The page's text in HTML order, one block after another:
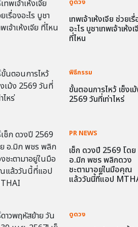
เทพเจ้าเห้งเจีย ช่วยเ
อะไร บูชาเทพเจ้าเห้งเ
ที่ไหน
พิธีกรรม
ขั้นตอนการไหว้ เช็งเ
2569 วันที่เท่าไหร่
PR NEWS
เช็ก ดวงปี 2569 โดย
อ.มิก พชร พลิกดวง
ชะตามาอยู่ในมือคุณ
แล้ววันนี้ที่แอป
ดูดวง